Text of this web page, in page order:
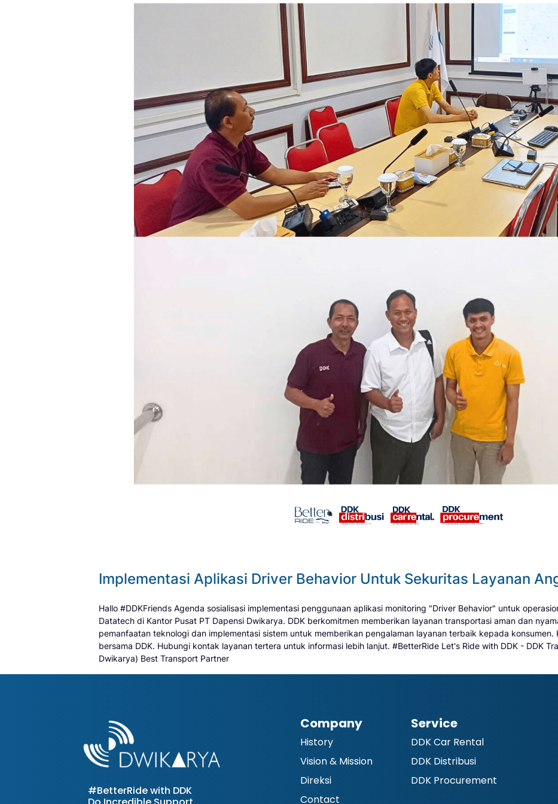
Implementasi Aplikasi Driver Behavior Untuk Sekuritas Layanan
Hallo #DDKFriends Agenda sosialisasi implementasi penggunaan aplikasi monitoring "Driver Behavior" untuk
Datatech di Kantor Pusat PT Dapensi Dwikarya. DDK berkomitmen memberikan layanan transportasi aman dan
pemanfaatan teknologi dan implementasi sistem untuk memberikan pengalaman layanan terbaik kepada
bersama DDK. Hubungi kontak layanan tertera untuk informasi lebih lanjut. #BetterRide Let's Ride with DDK - DDK
Dwikarya) Best Transport Partner
#BetterRide with DDK
Company
History
Vision & Mission
Direksi
Contact
Service
DDK Car Rental
DDK Distribusi
DDK Procurement